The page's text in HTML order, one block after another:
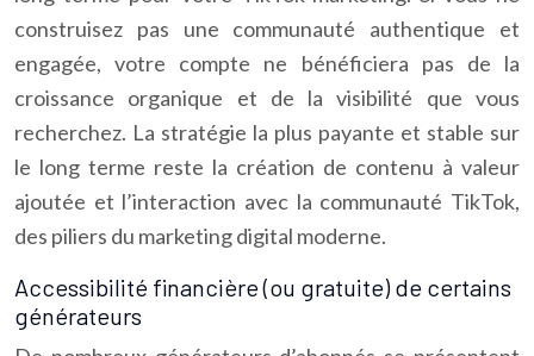
construisez pas une communauté authentique et
engagée, votre compte ne bénéficiera pas de la
croissance organique et de la visibilité que vous
recherchez. La stratégie la plus payante et stable sur
le long terme reste la création de contenu à valeur
ajoutée et l’interaction avec la communauté TikTok,
des piliers du marketing digital moderne.
Accessibilité financière (ou gratuite) de certains
générateurs